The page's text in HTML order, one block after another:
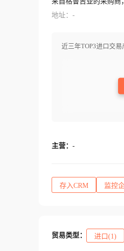
地址：-
近三年TOP3进口交易
主营： -
存入CRM 监控
贸易类型： 进口(1)